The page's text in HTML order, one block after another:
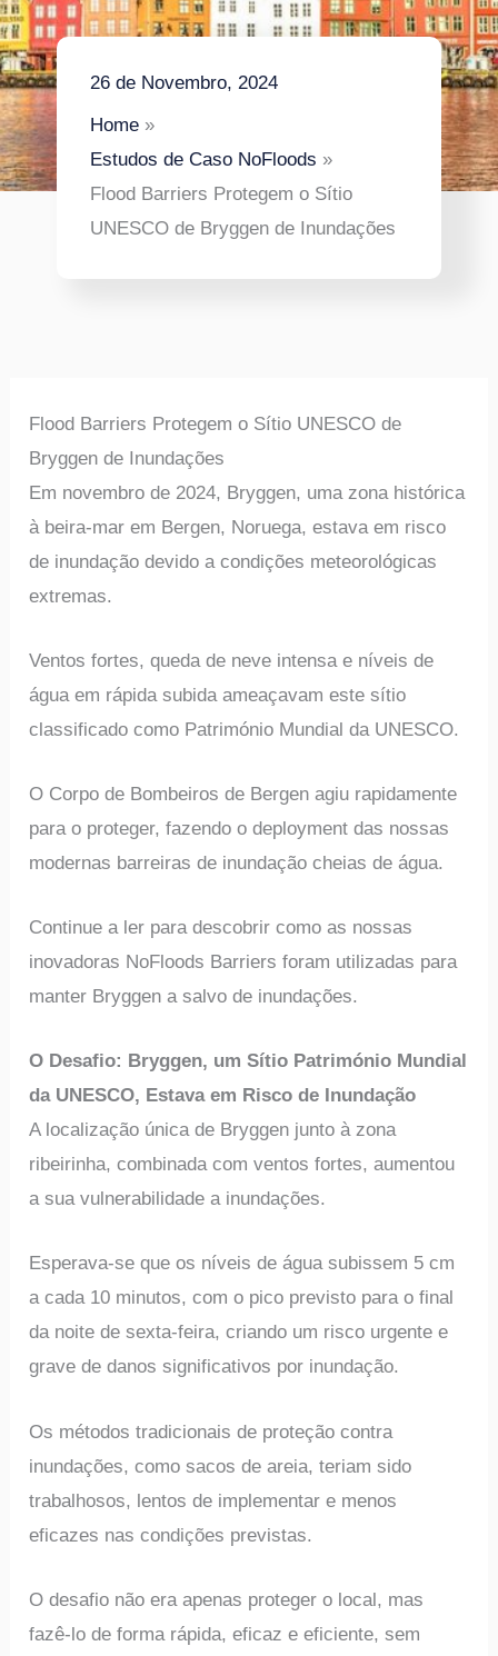
26 de Novembro, 2024
Home
Estudos de Caso NoFloods
Flood Barriers Protegem o Sítio
UNESCO de Bryggen de Inundações
Flood Barriers Protegem o Sítio UNESCO de
Bryggen de Inundações
Em novembro de 2024, Bryggen, uma zona histórica
à beira-mar em Bergen, Noruega, estava em risco
de inundação devido a condições meteorológicas
extremas.
Ventos fortes, queda de neve intensa e níveis de
água em rápida subida ameaçavam este sítio
classificado como Património Mundial da UNESCO.
O Corpo de Bombeiros de Bergen agiu rapidamente
para o proteger, fazendo o deployment das nossas
modernas barreiras de inundação cheias de água.
Continue a ler para descobrir como as nossas
inovadoras NoFloods Barriers foram utilizadas para
manter Bryggen a salvo de inundações.
O Desafio: Bryggen, um Sítio Património Mundial
da UNESCO, Estava em Risco de Inundação
A localização única de Bryggen junto à zona
ribeirinha, combinada com ventos fortes, aumentou
a sua vulnerabilidade a inundações.
Esperava-se que os níveis de água subissem 5 cm
a cada 10 minutos, com o pico previsto para o final
da noite de sexta-feira, criando um risco urgente e
grave de danos significativos por inundação.
Os métodos tradicionais de proteção contra
inundações, como sacos de areia, teriam sido
trabalhosos, lentos de implementar e menos
eficazes nas condições previstas.
O desafio não era apenas proteger o local, mas
fazê-lo de forma rápida, eficaz e eficiente, sem